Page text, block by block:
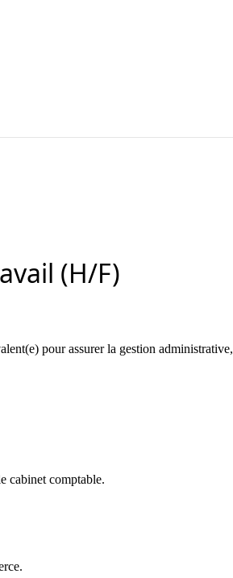
(H/F)
pour assurer la gestion administrative,
cabinet comptable.